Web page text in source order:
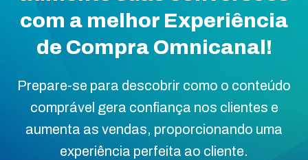
com a melhor Experiência
de Compra Omnicanal!
Prepare-se para descobrir como o conteúdo
comprável gera confiança nos clientes e
aumenta as vendas, proporcionando uma
experiência perfeita ao cliente.